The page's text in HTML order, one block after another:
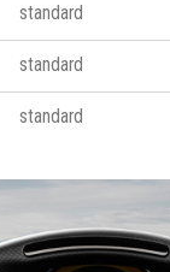
standard
standard
standard